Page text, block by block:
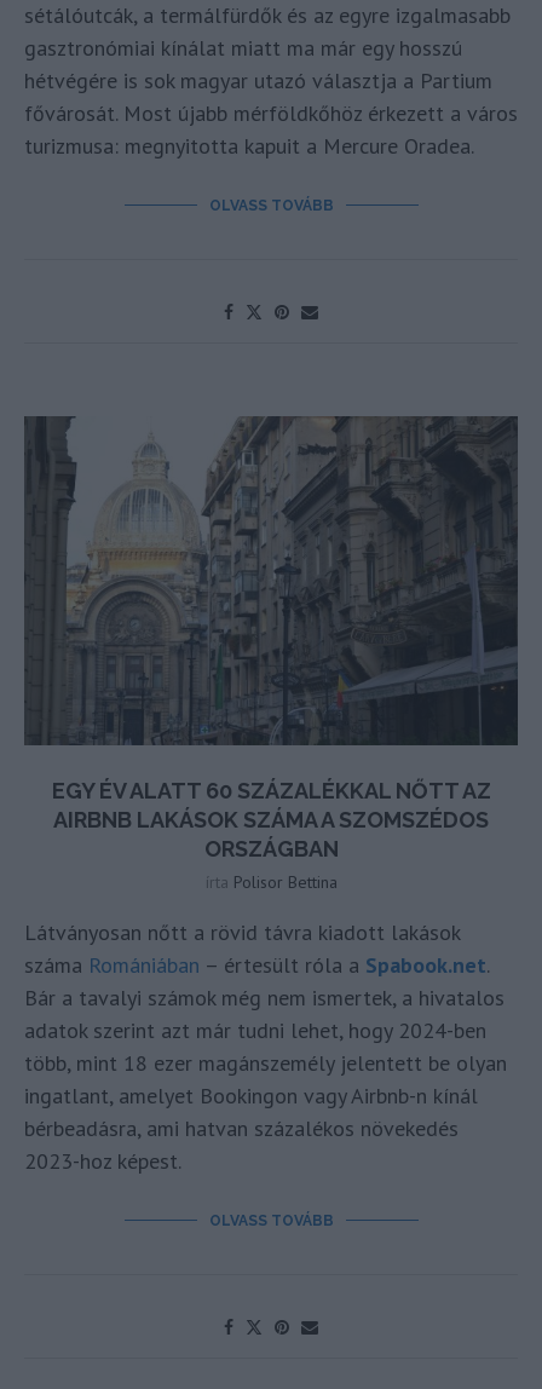
sétálóutcák, a termálfürdők és az egyre izgalmasabb
gasztronómiai kínálat miatt ma már egy hosszú
hétvégére is sok magyar utazó választja a Partium
fővárosát. Most újabb mérföldkőhöz érkezett a város
turizmusa: megnyitotta kapuit a Mercure Oradea.
OLVASS TOVÁBB
EGY ÉV ALATT 60 SZÁZALÉKKAL NŐTT AZ
AIRBNB LAKÁSOK SZÁMA A SZOMSZÉDOS
ORSZÁGBAN
írta Polisor Bettina
Látványosan nőtt a rövid távra kiadott lakások
száma Romániában – értesült róla a Spabook.net.
Bár a tavalyi számok még nem ismertek, a hivatalos
adatok szerint azt már tudni lehet, hogy 2024-ben
több, mint 18 ezer magánszemély jelentett be olyan
ingatlant, amelyet Bookingon vagy Airbnb-n kínál
bérbeadásra, ami hatvan százalékos növekedés
2023-hoz képest.
OLVASS TOVÁBB